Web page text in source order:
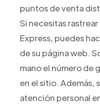
puntos de venta
Si necesitas
Express, puedes
de su página web.
mano el número de
en el sitio. Además,
atención personal